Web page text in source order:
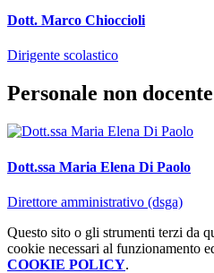
Dott. Marco Chioccioli
Dirigente scolastico
Personale non docente
Dott.ssa Maria Elena Di Paolo
Direttore amministrativo (dsga)
Questo sito o gli strumenti terzi da
cookie necessari al funzionamento
COOKIE POLICY.